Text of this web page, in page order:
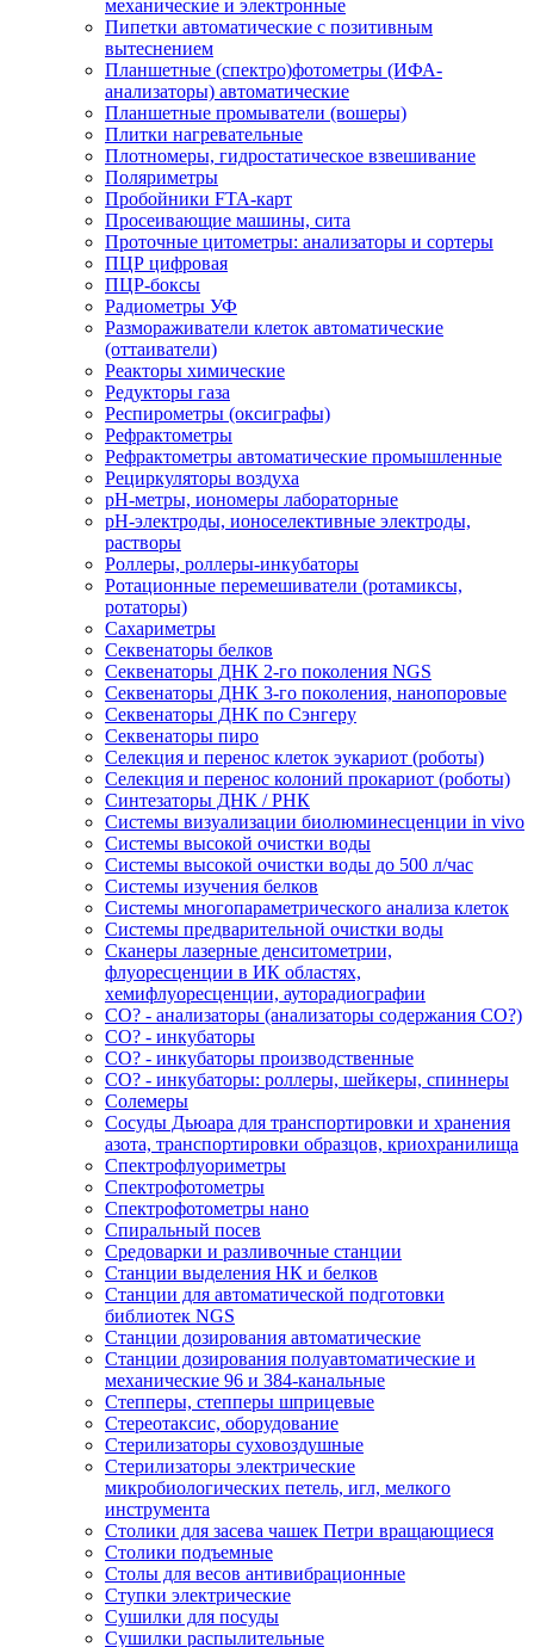
механические и электронные
Пипетки автоматические с позитивным
вытеснением
Планшетные (спектро)фотометры (ИФА-
анализаторы) автоматические
Планшетные промыватели (вошеры)
Плитки нагревательные
Плотномеры, гидростатическое взвешивание
Поляриметры
Пробойники FTA-карт
Просеивающие машины, сита
Проточные цитометры: анализаторы и сортеры
ПЦР цифровая
ПЦР-боксы
Радиометры УФ
Размораживатели клеток автоматические
(оттаиватели)
Реакторы химические
Редукторы газа
Респирометры (оксиграфы)
Рефрактометры
Рефрактометры автоматические промышленные
Рециркуляторы воздуха
рН-метры, иономеры лабораторные
рН-электроды, ионоселективные электроды,
растворы
Роллеры, роллеры-инкубаторы
Ротационные перемешиватели (ротамиксы,
ротаторы)
Сахариметры
Секвенаторы белков
Секвенаторы ДНК 2-го поколения NGS
Секвенаторы ДНК 3-го поколения, нанопоровые
Секвенаторы ДНК по Сэнгеру
Секвенаторы пиро
Селекция и перенос клеток эукариот (роботы)
Селекция и перенос колоний прокариот (роботы)
Синтезаторы ДНК / РНК
Системы визуализации биолюминесценции in vivo
Системы высокой очистки воды
Системы высокой очистки воды до 500 л/час
Системы изучения белков
Системы многопараметрического анализа клеток
Системы предварительной очистки воды
Сканеры лазерные денситометрии,
флуоресценции в ИК областях,
хемифлуоресценции, ауторадиографии
СО? - анализаторы (анализаторы содержания СО?)
СО? - инкубаторы
СО? - инкубаторы производственные
СО? - инкубаторы: роллеры, шейкеры, спиннеры
Солемеры
Сосуды Дьюара для транспортировки и хранения
азота, транспортировки образцов, криохранилища
Спектрофлуориметры
Спектрофотометры
Спектрофотометры нано
Спиральный посев
Средоварки и разливочные станции
Станции выделения НК и белков
Станции для автоматической подготовки
библиотек NGS
Станции дозирования автоматические
Станции дозирования полуавтоматические и
механические 96 и 384-канальные
Степперы, степперы шприцевые
Стереотаксис, оборудование
Стерилизаторы суховоздушные
Стерилизаторы электрические
микробиологических петель, игл, мелкого
инструмента
Столики для засева чашек Петри вращающиеся
Столики подъемные
Столы для весов антивибрационные
Ступки электрические
Сушилки для посуды
Сушилки распылительные